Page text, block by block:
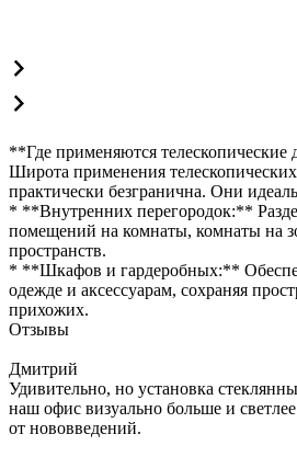
**Где применяются телескопические
Широта применения
практически безгранична. Они
* **Внутренних перегородок:**
помещений на комнаты, комнаты на
пространств.
* **Шкафов и гардеробных:**
одежде и аксессуарам, сохраняя
прихожих.
Отзывы
Дмитрий
Удивительно, но установка
наш офис визуально больше и
от нововведений.